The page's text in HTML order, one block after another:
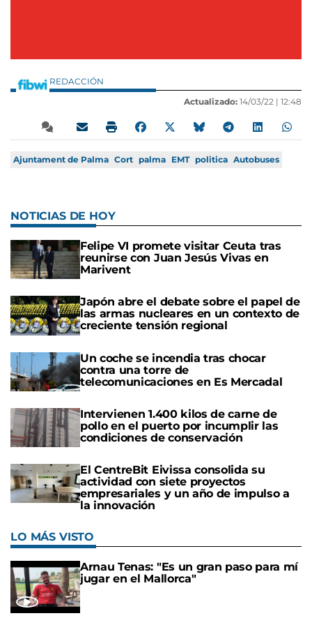
REDACCIÓN
Actualizado: 14/03/22 | 12:48
Ajuntament de Palma Cort palma EMT politica Autobuses
NOTICIAS DE HOY
Felipe VI promete visitar Ceuta tras
reunirse con Juan Jesús Vivas en
Marivent
Japón abre el debate sobre el papel de
las armas nucleares en un contexto de
creciente tensión regional
Un coche se incendia tras chocar
contra una torre de
telecomunicaciones en Es Mercadal
Intervienen 1.400 kilos de carne de
pollo en el puerto por incumplir las
condiciones de conservación
El CentreBit Eivissa consolida su
actividad con siete proyectos
empresariales y un año de impulso a
la innovación
LO MÁS VISTO
Arnau Tenas: "Es un gran paso para mí
jugar en el Mallorca"